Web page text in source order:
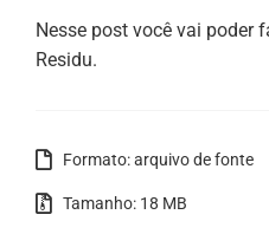
Nesse post você vai poder
Residu.
Formato: arquivo de fonte
Tamanho: 18 MB